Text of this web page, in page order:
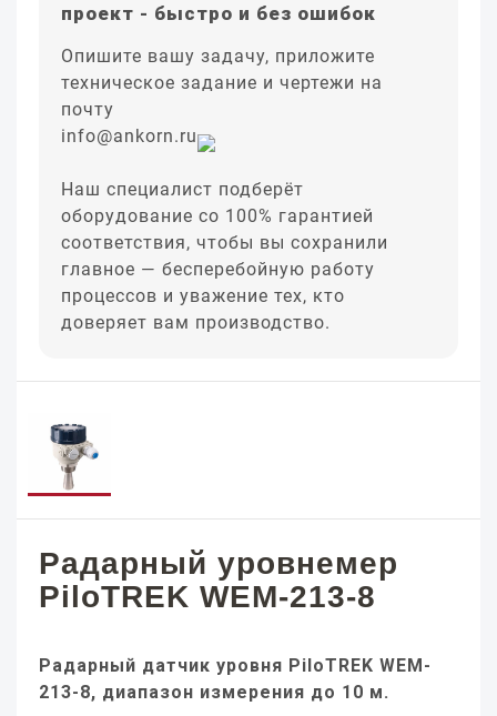
проект - быстро и без ошибок
Опишите вашу задачу, приложите
техническое задание и чертежи на
почту
info@ankorn.ru
Наш специалист подберёт
оборудование со 100% гарантией
соответствия, чтобы вы сохранили
главное — бесперебойную работу
процессов и уважение тех, кто
доверяет вам производство.
Радарный уровнемер
PiloTREK WEM-213-8
Радарный датчик уровня PiloTREK WEM-
213-8, диапазон измерения до 10 м.